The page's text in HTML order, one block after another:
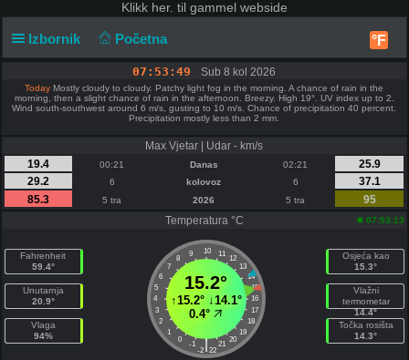
Klikk her. til gammel webside
Izbornik Početna °F
07:53:50 Sub 8 kol 2026
Today Mostly cloudy to cloudy. Patchy light fog in the morning. A chance of rain in the
morning, then a slight chance of rain in the afternoon. Breezy. High 19°. UV index up to 2.
Wind south-southwest around 6 m/s, gusting to 10 m/s. Chance of precipitation 40 percent.
Precipitation mostly less than 2 mm.
Max Vjetar | Udar - km/s
19.4
00:21 Danas 02:21
25.9
29.2
6 kolovoz 6
37.1
85.3
5 tra 2026 5 tra
95
Temperatura °C
07:53:13
Fahrenheit
59.4°
Unutarnja
20.9°
Vlaga
94%
10
9 11
8
12
7
13
6
14
5
15
4
16
3
17
2
18
1
19
0
20
-1 21
|
-2 22
15.2°
↑15.2°↓14.1°
0.4°
Osjeća kao
15.3°
Vlažni
termometar
14.4°
Točka rosišta
14.3°